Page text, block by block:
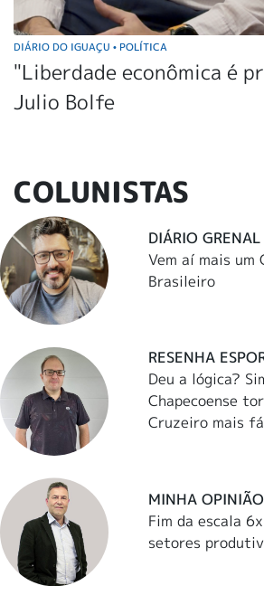
DIÁRIO DO IGUAÇU • POLÍTICA
"Liberdade econômica é
Julio Bolfe
COLUNISTAS
DIÁRIO GRENAL
Vem aí mais um
Brasileiro
RESENHA
Deu a lógica?
Chapecoense
Cruzeiro mais
MINHA OPINIÃO
Fim da escala
setores